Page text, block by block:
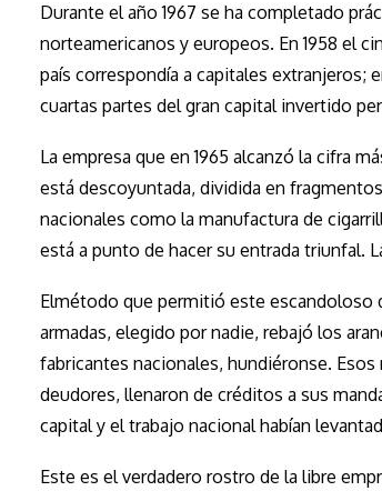
Durante el año 1967 se ha completado
norteamericanos y europeos. En 1958 el
país correspondía a capitales extranjeros;
cuartas partes del gran capital invertido
La empresa que en 1965 alcanzó la cifra
está descoyuntada, dividida en
nacionales como la manufactura de
está a punto de hacer su entrada triunfal.
Elmétodo que permitió este escandoloso
armadas, elegido por nadie, rebajó los
fabricantes nacionales, hundiéronse.
deudores, llenaron de créditos a sus
capital y el trabajo nacional habían
Este es el verdadero rostro de la libre